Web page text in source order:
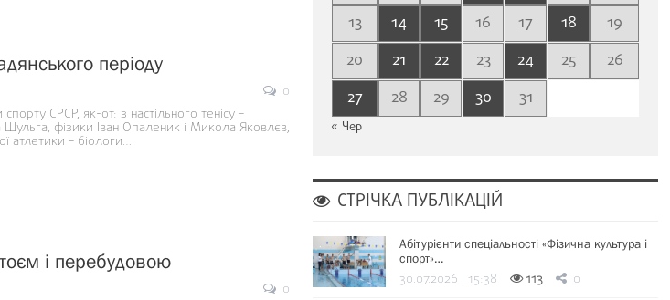
періоду
0
СРСР, як-от: з настільного тенісу –
Шульга, фізики Іван Опаленик і Микола Яковлєв,
атлетики – біологи…
і перебудовою
0
13
14 15 16 17 18
19
20
21 22 23 24 25
26
27
28 29 30 31
« Чер
СТРІЧКА ПУБЛІКАЦІЙ
Абітурієнти спеціальності «Фізична культура і
спорт»…
30.07.2026 | 15:38 113 0